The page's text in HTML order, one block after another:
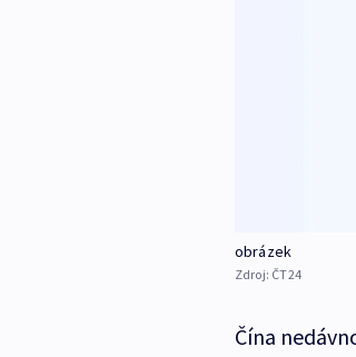
obrázek
Zdroj: ČT24
Čína